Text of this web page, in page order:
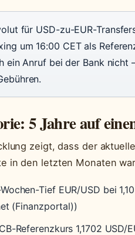
für USD-zu-EUR-
um 16:00 CET als
ein Anruf bei der Bank nicht
5 Jahre auf
zeigt, dass der
in den letzten Monaten
Tief EUR/USD bei
(Finanzportal))
Referenzkurs 1,1702